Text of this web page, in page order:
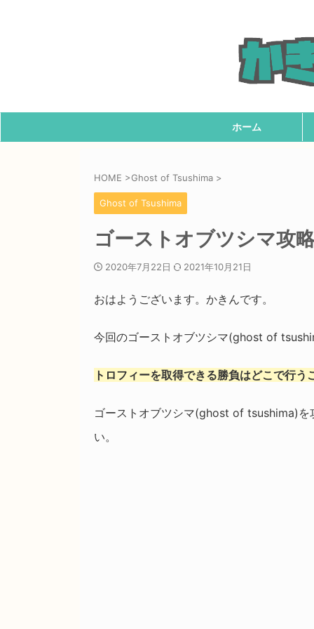
ホーム
HOME >Ghost of Tsushima >
Ghost of Tsushima
ゴーストオブツシマ攻
2020年7月22日 2021年10月21日
おはようございます。かきんです。
今回のゴーストオブツシマ(ghost of
トロフィーを取得できる勝負はどこで行う
ゴーストオブツシマ(ghost of tsushima)を
い。